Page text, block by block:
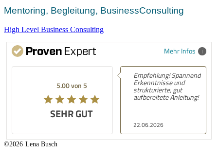
Mentoring, Begleitung, BusinessConsulting
High Level Business Consulting
Mehr Infos
5.00 von 5
SEHR GUT
22.06.2026
Empfehlung! Spannende
Erkenntnisse und
strukturierte, gut
aufbereitete Anleitung!
©2026 Lena Busch